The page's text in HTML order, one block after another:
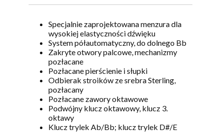
Specjalnie zaprojektowana menzura dla
wysokiej elastyczności dźwięku
System półautomatyczny, do dolnego Bb
Zakryte otwory palcowe, mechanizmy
pozłacane
Pozłacane pierścienie i słupki
Odbierak stroików ze srebra Sterling,
pozłacany
Pozłacane zawory oktawowe
Podwójny klucz oktawowy, klucz 3.
oktawy
Klucz trylek Ab/Bb; klucz trylek D#/E